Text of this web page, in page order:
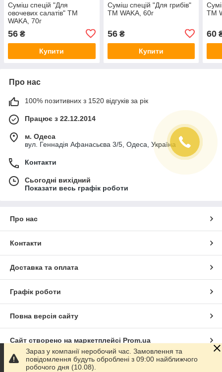
Суміш спецій "Для
овочевих салатів" TM
WAKA, 70г
56 ₴
Купити
Суміш спецій "Для грибів"
TM WAKA, 60г
56₴
Купити
TM
60
Про нас
100% позитивних з 1520 відгуків за рік
Працює з 22.12.2014
м. Одеса
вул. Геннадія Афанасьєва 3/5, Одеса, Україна
Контакти
Сьогодні вихідний
Показати весь графік роботи
Про нас
Контакти
Доставка та оплата
Графік роботи
Повна версія сайту
Сайт створено на маркетплейсі Prom.ua
Політика конфіденційності
Зараз у компанії неробочий час. Замовлення та
повідомлення будуть оброблені з 09:00 найближчого
робочого дня (10.08).